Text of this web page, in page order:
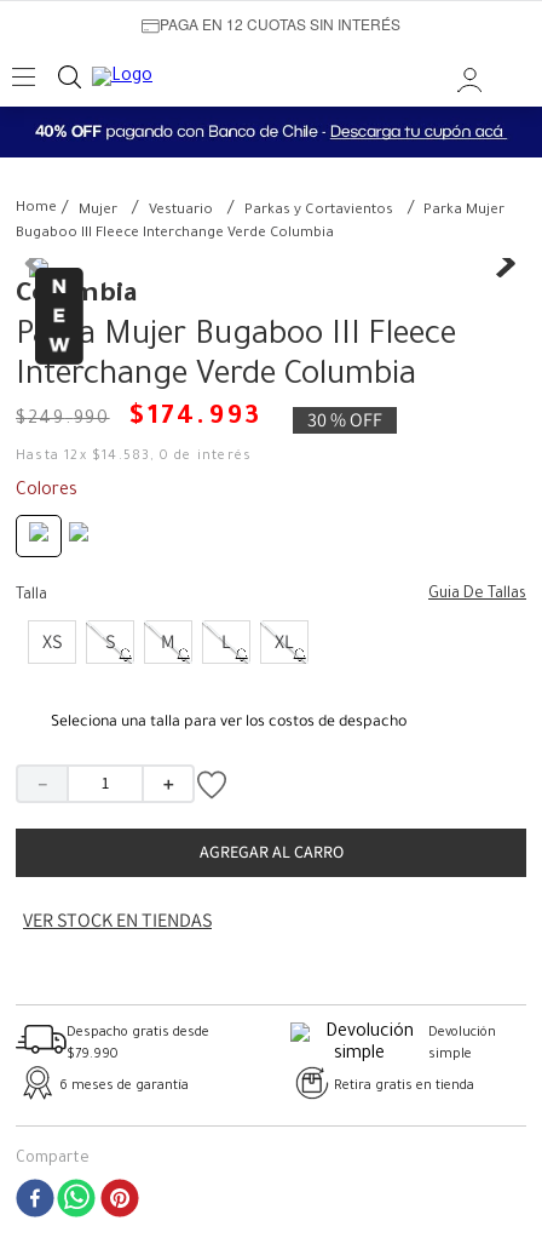
PAGA EN 12 CUOTAS SIN INTERÉS
Mujer Vestuario Parkas y Cortavientos
Parka Mujer
Bugaboo III Fleece Interchange Verde Columbia
Columbia
Parka Mujer Bugaboo III Fleece
Interchange Verde Columbia
$249.990 $174 . 993 30 %OFF
Hasta12 x $14 . 583 , 0 de interés
Colores
Talla Guia De Tallas
XS S M L XL
Seleciona una talla para ver los costos de despacho
＋
－
AGREGAR AL CARRO
VER STOCK EN TIENDAS
Despacho gratis desde
$79.990
Devolución
simple
6 meses de garantía Retira gratis en tienda
Comparte